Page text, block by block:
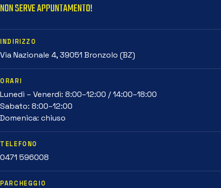
NON SERVE APPUNTAMENTO!
INDIRIZZO
Via Nazionale 4, 39051 Bronzolo (BZ)
ORARI
Lunedì – Venerdì: 8:00–12:00 / 14:00–18:00
Sabato: 8:00–12:00
Domenica: chiuso
TELEFONO
0471 596008
PARCHEGGIO